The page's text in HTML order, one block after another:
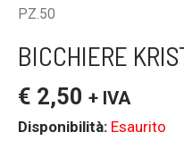
PZ.50
BICCHIERE
€ 2,50 + IVA
Disponibilità: Esaurito